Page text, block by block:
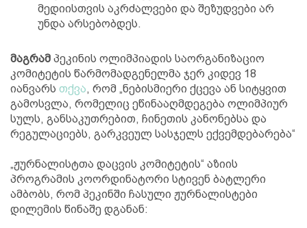
მედიისთვის აკრძალვები და შეზუდვები არ
უნდა არსებობდეს.
მაგრამ პეკინის ოლიმპიადის საორგანიზაციო
კომიტეტის წარმომადგენელმა ჯერ კიდევ 18
იანვარს თქვა, რომ „ნებისმიერი ქცევა ან სიტყვით
გამოსვლა, რომელიც ეწინააღმდეგება ოლიმპიურ
სულს, განსაკუთრებით, ჩინეთის კანონებსა და
რეგულაციებს, გარკვეულ სასჯელს ექვემდებარება“
„ჟურნალისტთა დაცვის კომიტეტის“ აზიის
პროგრამის კოორდინატორი სტივენ ბატლერი
ამბობს, რომ პეკინში ჩასული ჟურნალისტები
დილემის წინაშე დგანან: